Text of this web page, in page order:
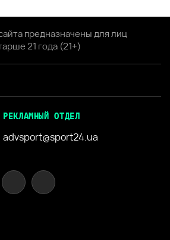
предназначены для лиц
21 года (21+)
РЕКЛАМНЫЙ ОТДЕЛ
advsport@sport24.ua